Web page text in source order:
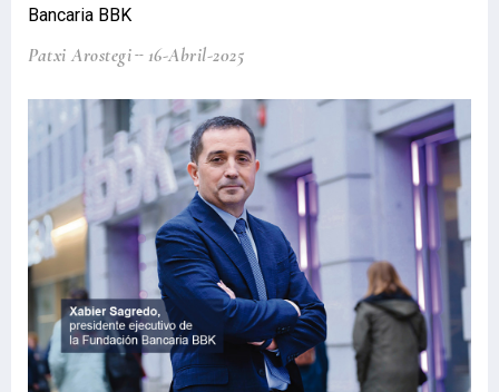
Bancaria BBK
Patxi Arostegi 16-Abril-2025